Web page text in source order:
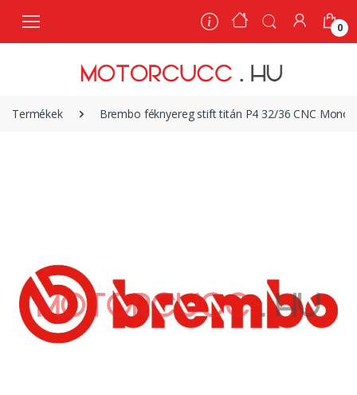
0
Termékek Brembo féknyereg stift titán P4 32/36 CNC Mono
0